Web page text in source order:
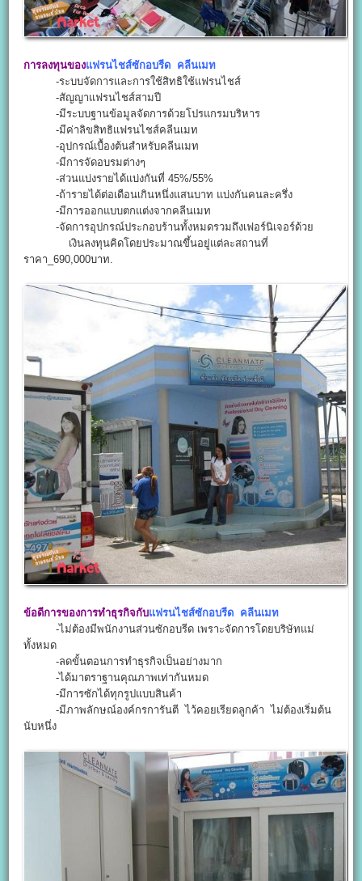
การลงทุนของแฟรนไชส์ซักอบรีด คลีนเมท
-ระบบจัดการและการใช้สิทธิใช้แฟรนไชส์
-สัญญาแฟรนไชส์สามปี
-มีระบบฐานข้อมูลจัดการด้วยโปรแกรมบริหาร
-มีค่าลิขสิทธิแฟรนไชส์คลีนเมท
-อุปกรณ์เบื้องต้นสำหรับคลีนเมท
-มีการจัดอบรมต่างๆ
-ส่วนแบ่งรายได้แบ่งกันที่ 45%/55%
-ถ้ารายได้ต่อเดือนเกินหนึ่งแสนบาท แบ่งกันคนละครึ่ง
-มีการออกแบบตกแต่งจากคลีนเมท
-จัดการอุปกรณ์ประกอบร้านทั้งหมดรวมถึงเฟอร์นิเจอร์ด้วย
เงินลงทุนคิดโดยประมาณขึ้นอยู่แต่ละสถานที่
ราคา_690,000บาท.
ข้อดีการของการทำธุรกิจกับแฟรนไชส์ซักอบรีด คลีนเมท
-ไม่ต้องมีพนักงานส่วนซักอบรีด เพราะจัดการโดยบริษัทแม่
ทั้งหมด
-ลดขั้นตอนการทำธุรกิจเป็นอย่างมาก
-ได้มาตราฐานคุณภาพเท่ากันหมด
-มีการซักได้ทุกรูปแบบสินค้า
-มีภาพลักษณ์องค์กรการันตี ไว้คอยเรียดลูกค้า ไม่ต้องเริ่มต้น
นับหนึ่ง